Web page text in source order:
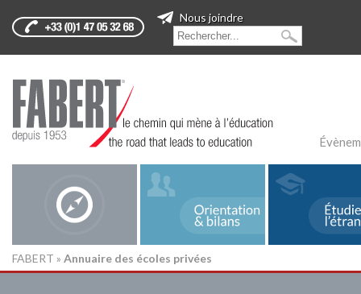
Nous joindre
FABERT » Annuaire des écoles privées